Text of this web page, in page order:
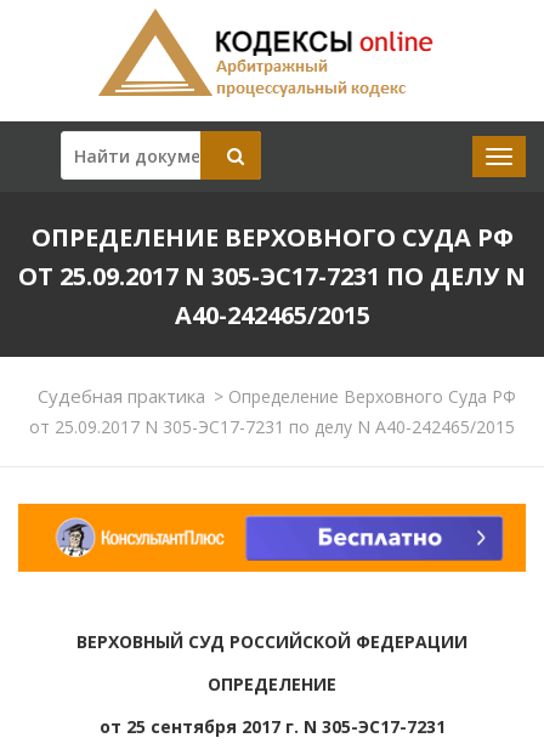
ОПРЕДЕЛЕНИЕ ВЕРХОВНОГО СУДА РФ
ОТ 25.09.2017 N 305-ЭС17-7231 ПО ДЕЛУ N
А40-242465/2015
Судебная практика >Определение Верховного Суда РФ
от 25.09.2017 N 305-ЭС17-7231 по делу N А40-242465/2015
ВЕРХОВНЫЙ СУД РОССИЙСКОЙ ФЕДЕРАЦИИ
ОПРЕДЕЛЕНИЕ
от 25 сентября 2017 г. N 305-ЭС17-7231